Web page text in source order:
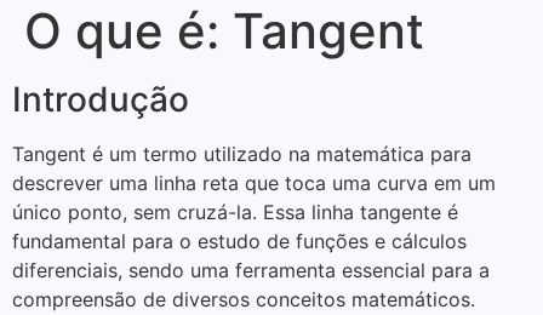
O que é: Tangent
Introdução
Tangent é um termo utilizado na matemática para
descrever uma linha reta que toca uma curva em um
único ponto, sem cruzá-la. Essa linha tangente é
fundamental para o estudo de funções e cálculos
diferenciais, sendo uma ferramenta essencial para a
compreensão de diversos conceitos matemáticos.